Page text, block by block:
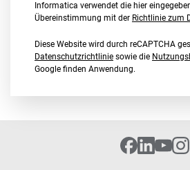
Informatica verwendet die hier
Übereinstimmung mit der Richtlinie zum
Diese Website wird durch reCAPTCHA
Datenschutzrichtlinie sowie die
Google finden Anwendung.